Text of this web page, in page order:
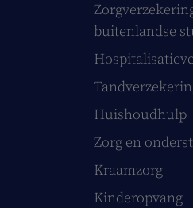
buitenlandse
Huishoudhulp
Zorg en
Kraamzorg
Kinderopvang